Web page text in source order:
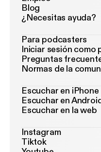
Blog
¿Necesitas ayuda?
Para podcasters
Iniciar sesión como
Preguntas
Normas de la
Escuchar en iPhone
Escuchar en
Escuchar en la web
Instagram
Tiktok